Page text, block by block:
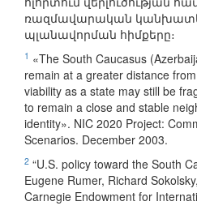
ռազմավարական
պլանավորման հիմքերը։
1 «The South Caucasus
remain at a greater distance
viability as a state may still be
to remain a close and stable
identity». NIC 2020 Project:
Scenarios. December 2003.
2 “U.S. policy toward the South
Eugene Rumer, Richard
Carnegie Endowment for